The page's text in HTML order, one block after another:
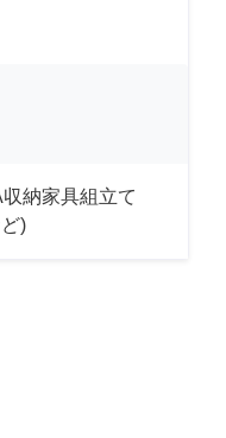
納家具組立て
)